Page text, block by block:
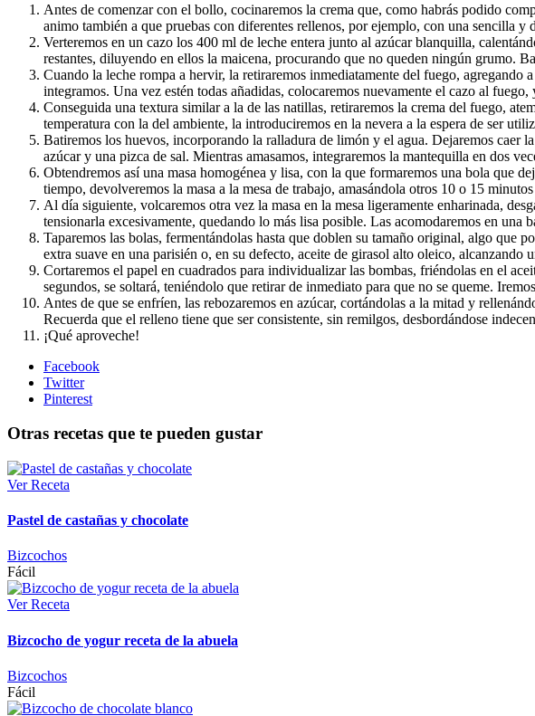
Antes de comenzar con el bollo, cocinaremos la crema que, como habrás podido
animo también a que pruebas con diferentes rellenos, por ejemplo, con una sencilla
Verteremos en un cazo los 400 ml de leche entera junto al azúcar blanquilla,
restantes, diluyendo en ellos la maicena, procurando que no queden ningún grumo.
Cuando la leche rompa a hervir, la retiraremos inmediatamente del fuego,
integramos. Una vez estén todas añadidas, colocaremos nuevamente el cazo al
Conseguida una textura similar a la de las natillas, retiraremos la crema del fuego,
temperatura con la del ambiente, la introduciremos en la nevera a la espera de ser
Batiremos los huevos, incorporando la ralladura de limón y el agua. Dejaremos caer
azúcar y una pizca de sal. Mientras amasamos, integraremos la mantequilla en dos
Obtendremos así una masa homogénea y lisa, con la que formaremos una bola que
tiempo, devolveremos la masa a la mesa de trabajo, amasándola otros 10 o 15
Al día siguiente, volcaremos otra vez la masa en la mesa ligeramente enharinada,
tensionarla excesivamente, quedando lo más lisa posible. Las acomodaremos en
Taparemos las bolas, fermentándolas hasta que doblen su tamaño original, algo que
extra suave en una parisién o, en su defecto, aceite de girasol alto oleico,
Cortaremos el papel en cuadrados para individualizar las bombas, friéndolas en el
segundos, se soltará, teniéndolo que retirar de inmediato para que no se queme.
Antes de que se enfríen, las rebozaremos en azúcar, cortándolas a la mitad y
Recuerda que el relleno tiene que ser consistente, sin remilgos, desbordándose
¡Qué aproveche!
Facebook
Twitter
Pinterest
Otras recetas que te pueden gustar
Ver Receta
Pastel de castañas y chocolate
Bizcochos
Fácil
Ver Receta
Bizcocho de yogur receta de la abuela
Bizcochos
Fácil